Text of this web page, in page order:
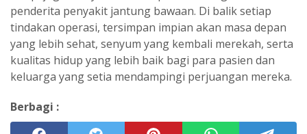
penderita penyakit jantung bawaan. Di balik setiap
tindakan operasi, tersimpan impian akan masa depan
yang lebih sehat, senyum yang kembali merekah, serta
kualitas hidup yang lebih baik bagi para pasien dan
keluarga yang setia mendampingi perjuangan mereka.
Berbagi :